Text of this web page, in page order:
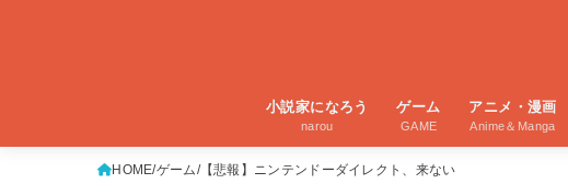
小説家になろう
narou
ゲーム
GAME
アニメ・漫画
Anime＆Manga
HOME ゲーム 【悲報】ニンテンドーダイレクト、来ない